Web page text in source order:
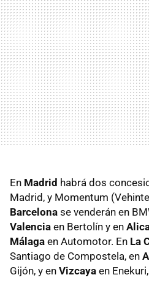
En Madrid habrá dos
Madrid, y Momentum
Barcelona se venderán en
Valencia en Bertolín y en
Málaga en Automotor. En La
Santiago de Compostela, en
Gijón, y en Vizcaya en